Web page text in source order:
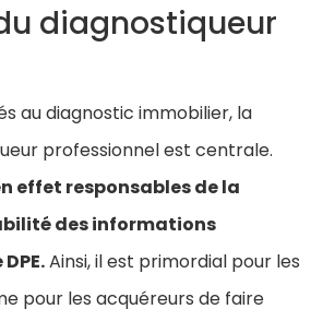
diagnostiqueur
au diagnostic immobilier, la
professionnel est centrale.
effet responsables de la
des informations
Ainsi, il est primordial pour les
pour les acquéreurs de faire